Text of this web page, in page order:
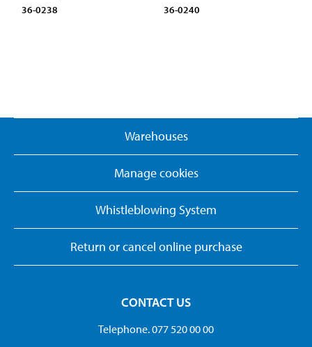
36-0238 36-0240
Warehouses
Manage cookies
Whistleblowing System
Return or cancel online purchase
CONTACT US
Telephone. 077 520 00 00